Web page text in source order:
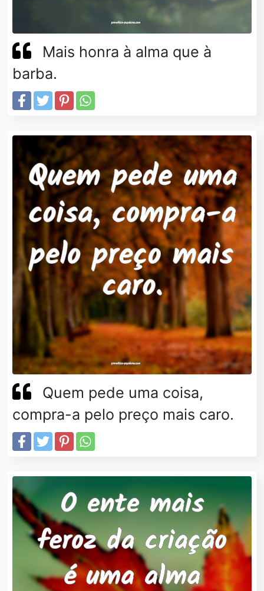
Mais honra à alma que à
barba.
Quem pede uma coisa,
compra-a pelo preço mais caro.